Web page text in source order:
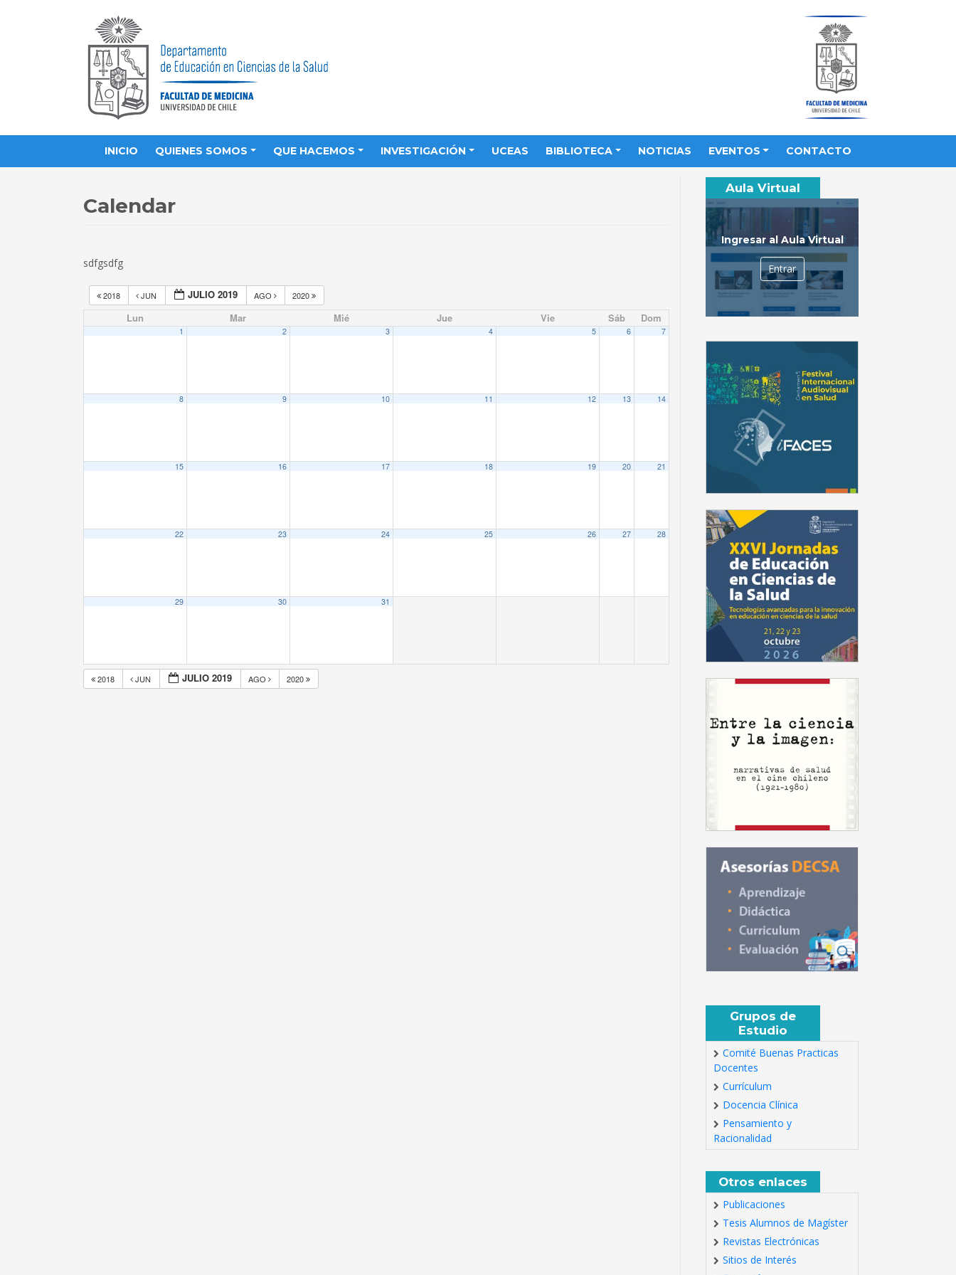
INICIO QUIENES SOMOS QUE HACEMOS INVESTIGACIÓN UCEAS BIBLIOTECA NOTICIAS EVENTOS CONTACTO
Calendar
sdfgsdfg
2018 JUN JULIO 2019 AGO 2020
Lun Mar Mié Jue Vie Sáb Dom
1 2 3 4 5 6 7
8 9 10 11 12 13 14
15 16 17 18 19 20 21
22 23 24 25 26 27 28
29 30 31
2018 JUN JULIO 2019 AGO 2020
Aula Virtual
Ingresar al Aula Virtual
Entrar
Grupos de
Estudio
Comité Buenas Practicas
Docentes
Currículum
Docencia Clínica
Pensamiento y
Racionalidad
Otros enlaces
Publicaciones
Tesis Alumnos de Magíster
Revistas Electrónicas
Sitios de Interés